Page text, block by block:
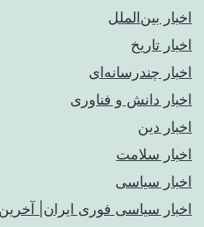
اخبار بین‌الملل
اخبار تاریخ
اخبار چندرسانه‌ای
اخبار دانش و فناوری
اخبار دین
اخبار سلامت
اخبار سیاسی
اخبار سیاسی فوری ایران|